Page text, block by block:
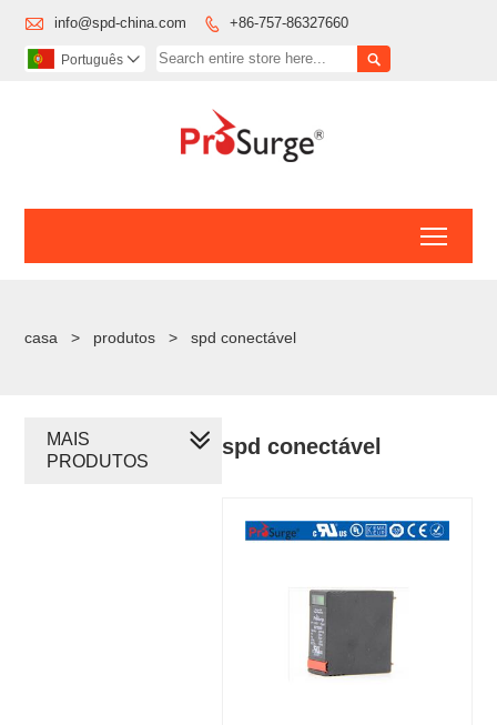
 info@spd-china.com  +86-757-86327660

Português 
casa > produtos > spd conectável
spd conectável
MAIS
PRODUTOS